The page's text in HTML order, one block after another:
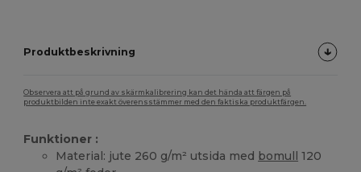
Produktbeskrivning
Observera att på grund av skärmkalibrering kan det hända att färgen på
produktbilden inte exakt överensstämmer med den faktiska produktfärgen.
Funktioner :
Material: jute 260 g/m² utsida med bomull 120